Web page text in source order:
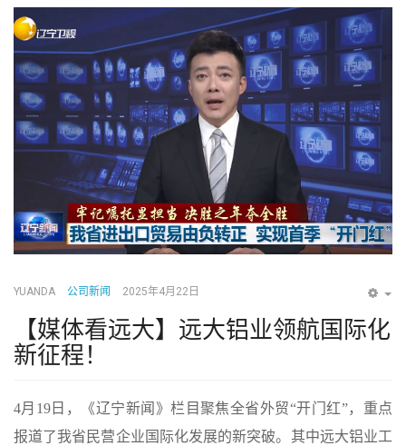
YUANDA 公司新闻 2025年4月22日
【媒体看远大】远大铝业领航国际化
新征程！
4月19日，《辽宁新闻 》栏目聚焦全省外贸“开门红”，重点
报道了我省民营企业国际化发展的新突破。 其中远大铝业工